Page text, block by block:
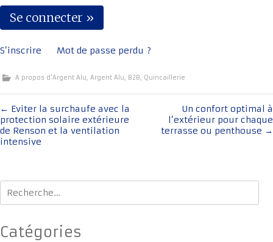
S’inscrire Mot de passe perdu ?
A propos d'Argent Alu, Argent Alu, B2B, Quincaillerie
Navigation
de
l'article
← Eviter la surchaufe avec la
protection solaire extérieure
de Renson et la ventilation
intensive
Un confort optimal à
l’extérieur pour chaque
terrasse ou penthouse →
Rechercher :
Catégories